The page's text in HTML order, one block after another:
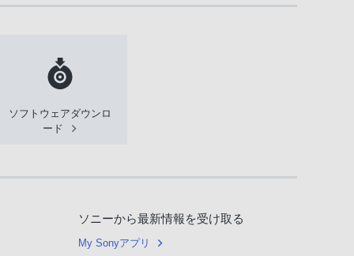
ソフトウェアダウンロ
ード
ソニーから最新情報を受け取る
My Sonyアプリ